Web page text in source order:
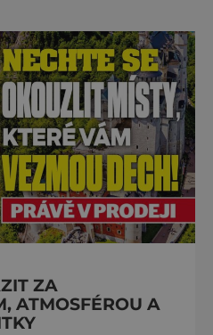
Gaius Julius
ZA
ATMOSFÉROU A